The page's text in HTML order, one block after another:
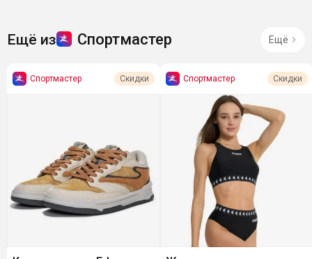
Ещё из Спортмастер Ещё
Спортмастер Скидки Спортмастер Скидки